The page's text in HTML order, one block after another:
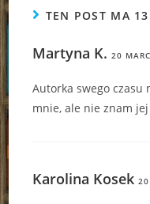
TEN POST MA
Martyna K. 20
Autorka swego czasu
mnie, ale nie znam
Karolina Kosek